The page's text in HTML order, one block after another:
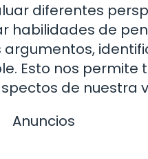
diferentes
habilidades de
Esto nos permite
de nuestra
Anuncios